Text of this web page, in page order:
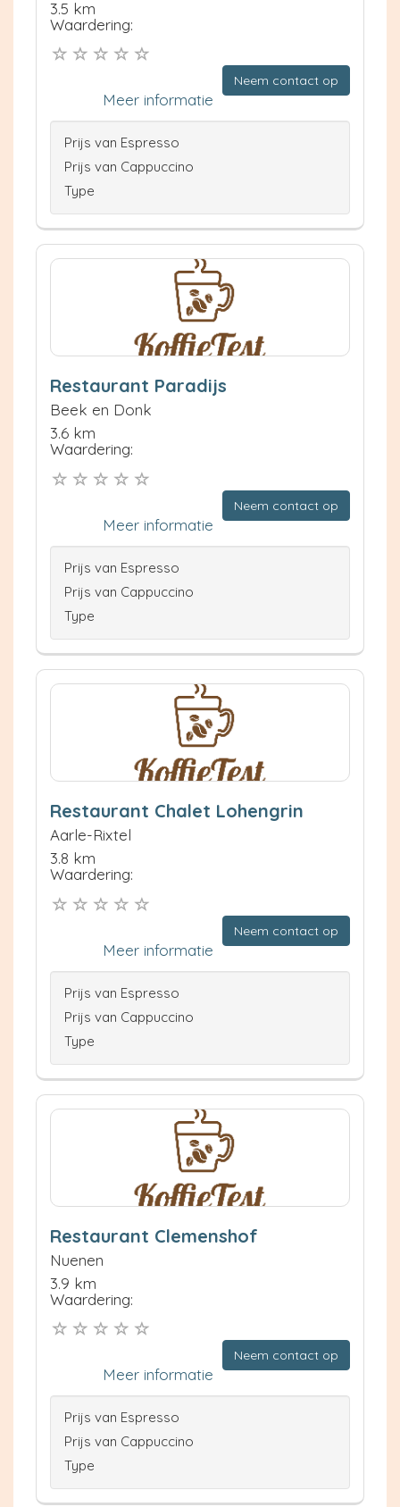
3.5 km
Waardering:
Neem contact op
Meer informatie
Prijs van Espresso
Prijs van Cappuccino
Type
Restaurant Paradijs
Beek en Donk
3.6 km
Waardering:
Neem contact op
Meer informatie
Prijs van Espresso
Prijs van Cappuccino
Type
Restaurant Chalet Lohengrin
Aarle-Rixtel
3.8 km
Waardering:
Neem contact op
Meer informatie
Prijs van Espresso
Prijs van Cappuccino
Type
Restaurant Clemenshof
Nuenen
3.9 km
Waardering:
Neem contact op
Meer informatie
Prijs van Espresso
Prijs van Cappuccino
Type